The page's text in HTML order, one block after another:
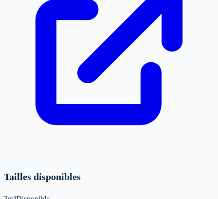
Tailles disponibles